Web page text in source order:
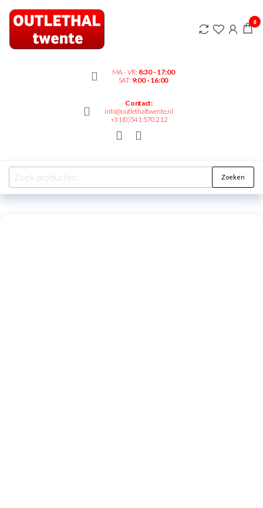
Outlethaltwente.nl
– altijd iets te
MA - VR: 8:30 - 17:00
SAT: 9:00 - 16:00
Contact:
info@outlethaltwente.nl
+31(0)541 570 212
0
Zoeken